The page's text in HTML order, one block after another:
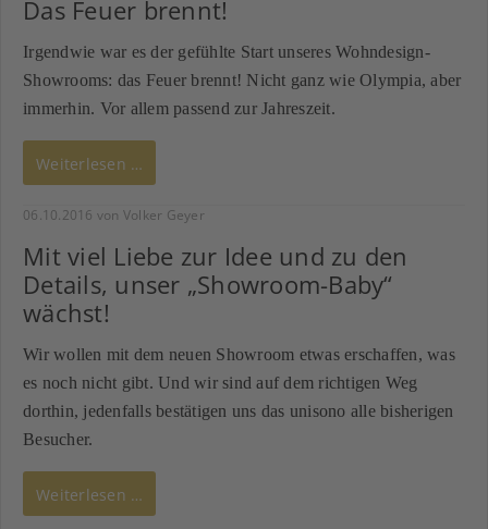
Das Feuer brennt!
Irgendwie war es der gefühlte Start unseres Wohndesign-
Showrooms: das Feuer brennt! Nicht ganz wie Olympia, aber
immerhin. Vor allem passend zur Jahreszeit.
Weiterlesen …
06.10.2016 von Volker Geyer
Mit viel Liebe zur Idee und zu den
Details, unser „Showroom-Baby“
wächst!
Wir wollen mit dem neuen Showroom etwas erschaffen, was
es noch nicht gibt. Und wir sind auf dem richtigen Weg
dorthin, jedenfalls bestätigen uns das unisono alle bisherigen
Besucher.
Weiterlesen …